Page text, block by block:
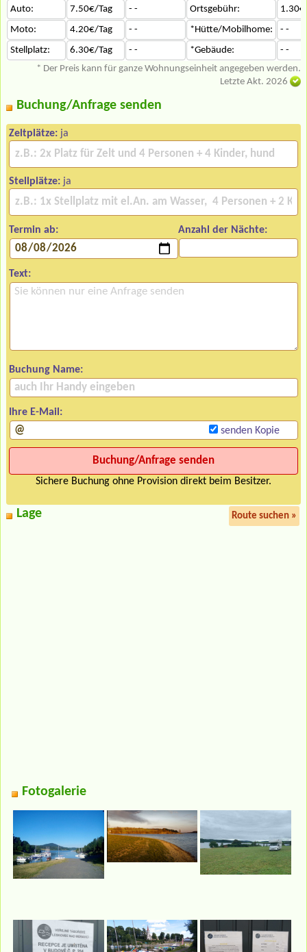
Auto: 7.50€/Tag - - Ortsgebühr:
Moto:
4.20€/Tag - - *Hütte/Mobilhome:
- -
Stellplatz:
6.30€/Tag - - *Gebäude:
- -
* Der Preis kann für ganze Wohnungseinheit angegeben werden.
Letzte Akt. 2026
Buchung/Anfrage senden
Zeltplätze: ja
Stellplätze: ja
Termin ab: Anzahl der Nächte:
Text:
Buchung Name:
Ihre E-Mail:
senden Kopie
Sichere Buchung ohne Provision direkt beim Besitzer.
Lage Route suchen »
Fotogalerie